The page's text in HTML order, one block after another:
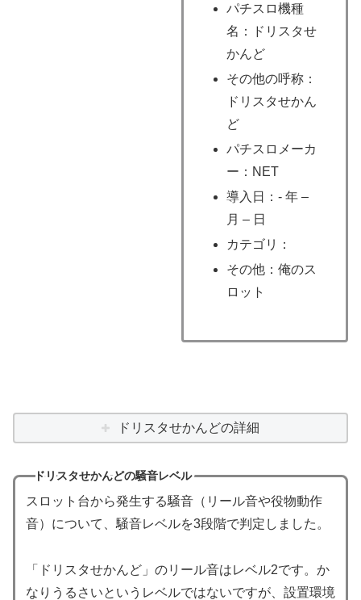
パチスロ機種
名：ドリスタせ
かんど
その他の呼称：
ドリスタせかん
ど
パチスロメーカ
ー：NET
導入日：- 年 –
月 – 日
カテゴリ：
その他：俺のス
ロット
ドリスタせかんどの詳細
ドリスタせかんどの騒音レベル
スロット台から発生する騒音（リール音や役物動作
音）について、騒音レベルを3段階で判定しました。
「ドリスタせかんど」のリール音はレベル2です。か
なりうるさいというレベルではないですが、設置環境